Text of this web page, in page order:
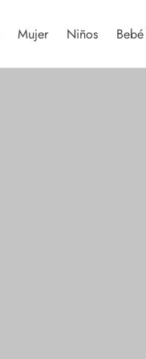
Mujer Niños Bebé